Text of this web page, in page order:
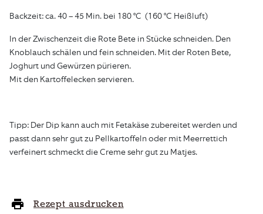
Backzeit: ca. 40 – 45 Min. bei 180 °C (160 °C Heißluft)
In der Zwischenzeit die Rote Bete in Stücke schneiden. Den
Knoblauch schälen und fein schneiden. Mit der Roten Bete,
Joghurt und Gewürzen pürieren.
Mit den Kartoffelecken servieren.
Tipp: Der Dip kann auch mit Fetakäse zubereitet werden und
passt dann sehr gut zu Pellkartoffeln oder mit Meerrettich
verfeinert schmeckt die Creme sehr gut zu Matjes.
Rezept ausdrucken